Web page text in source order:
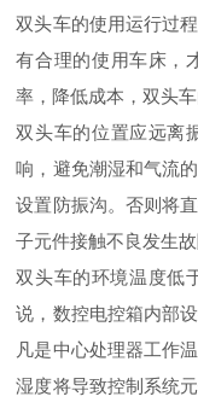
双头车的使用运行过
有合理的使用车床，
率，降低成本，双头
双头车的位置应远离
响，避免潮湿和气流
设置防振沟。否则将
子元件接触不良发生
双头车的环境温度低
说，数控电控箱内部
凡是中心处理器工作
湿度将导致控制系统